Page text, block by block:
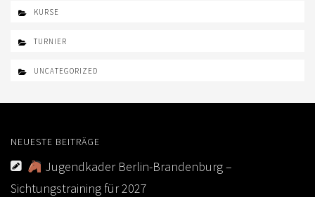
KURSE
TURNIER
UNCATEGORIZED
NEUESTE BEITRÄGE
Jugendkader Berlin-Brandenburg –
Sichtungstraining für 2027